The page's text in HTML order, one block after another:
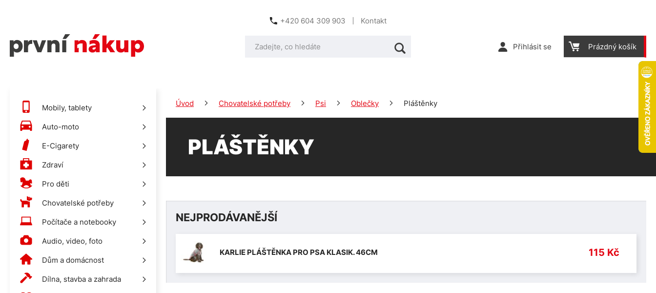
Přihlásit se Prázdný košík
+420 604 309 903 Kontakt
Úvod Chovatelské potřeby Psi Oblečky Pláštěnky
PLÁŠTĚNKY
NEJPRODÁVANĚJŠÍ
KARLIE PLÁŠTĚNKA PRO PSA KLASIK. 46CM 115 Kč
Mobily, tablety
Auto-moto
E-Cigarety
Zdraví
Pro děti
Chovatelské potřeby
Počítače a notebooky
Audio, video, foto
Dům a domácnost
Dílna, stavba a zahrada